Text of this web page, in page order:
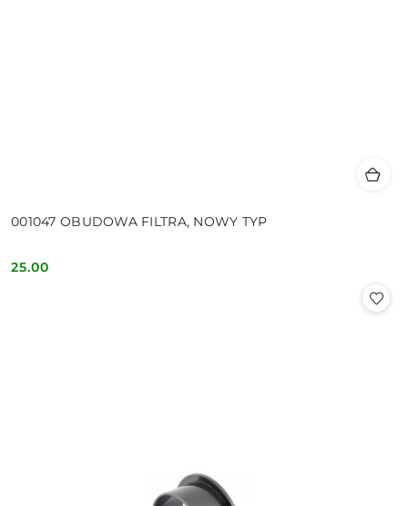
001047 OBUDOWA FILTRA, NOWY TYP
Cena:
25.00